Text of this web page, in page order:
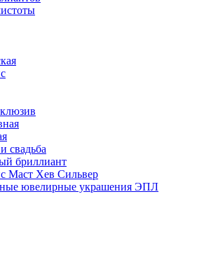
свадьба
бриллиант
Маст Хев Сильвер
ювелирные украшения ЭПЛ